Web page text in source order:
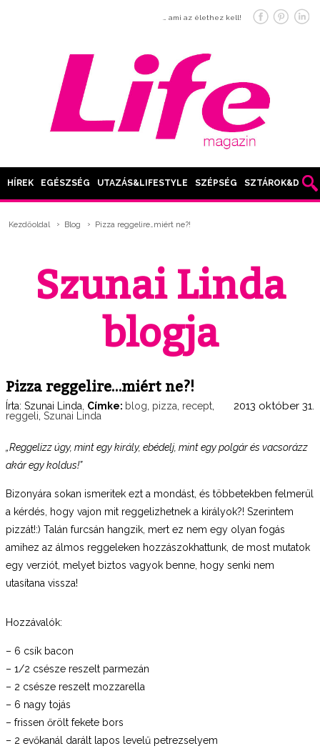
… ami az élethez kell!
HÍREK EGÉSZSÉG UTAZÁS&LIFESTYLE SZÉPSÉG SZTÁROK&DIVAT
Kezdőoldal Blog Pizza reggelire…miért ne?!
Szunai Linda
blogja
Pizza reggelire…miért ne?!
Írta: Szunai Linda 2013 október 31.
Címke: blog pizza recept
reggeli Szunai Linda
„Reggelizz úgy, mint egy király, ebédelj, mint egy polgár és vacsorázz
akár egy koldus!”
Bizonyára sokan ismeritek ezt a mondást, és többetekben felmerül
a kérdés, hogy vajon mit reggelizhetnek a királyok?! Szerintem
pizzát!:) Talán furcsán hangzik, mert ez nem egy olyan fogás
amihez az álmos reggeleken hozzászokhattunk, de most mutatok
egy verziót, melyet biztos vagyok benne, hogy senki nem
utasítana vissza!
Hozzávalók:
– 6 csík bacon
– 1/2 csésze reszelt parmezán
– 2 csésze reszelt mozzarella
– 6 nagy tojás
– frissen őrölt fekete bors
– 2 evőkanál darált lapos levelű petrezselyem